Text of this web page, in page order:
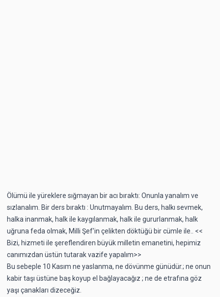
Ölümü ile yüreklere sığmayan bir acı bıraktı: Onunla yanalım ve
sızlanalım. Bir ders bıraktı : Unutmayalım. Bu ders, halkı sevmek,
halka inanmak, halk ile kaygılanmak, halk ile gururlanmak, halk
uğruna feda olmak, Milli Şef'in çelikten döktüğü bir cümle ile.. <<
Bizi, hizmeti ile şereflendiren büyük milletin emanetini, hepimiz
canımızdan üstün tutarak vazife yapalım>>
Bu sebeple 10 Kasım ne yaslanma, ne dövünme günüdür.; ne onun
kabir taşı üstüne baş koyup el bağlayacağız ; ne de etrafına göz
yaşı çanakları dizeceğiz.